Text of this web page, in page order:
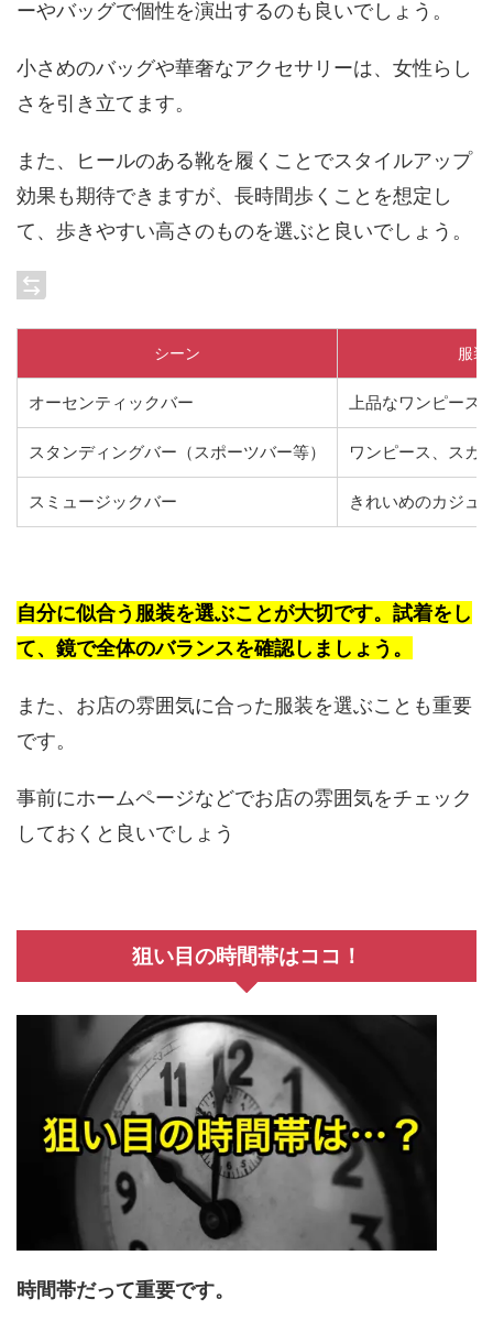
ーやバッグで個性を演出するのも良いでしょう。
小さめのバッグや華奢なアクセサリーは、女性らし
さを引き立てます。
また、ヒールのある靴を履くことでスタイルアップ
効果も期待できますが、長時間歩くことを想定し
て、歩きやすい高さのものを選ぶと良いでしょう。
シーン 服装
オーセンティックバー 上品なワンピース
スタンディングバー（スポーツバー等） ワンピース、スカ
スミュージックバー きれいめのカジュ
自分に似合う服装を選ぶことが大切です。試着をし
て、鏡で全体のバランスを確認しましょう。
また、お店の雰囲気に合った服装を選ぶことも重要
です。
事前にホームページなどでお店の雰囲気をチェック
しておくと良いでしょう
狙い目の時間帯はココ！
時間帯だって重要です。